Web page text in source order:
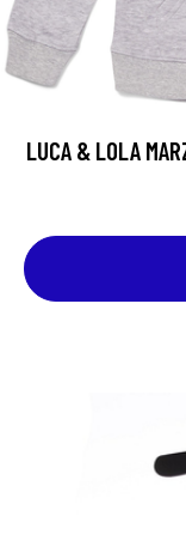
LUCA & LOLA